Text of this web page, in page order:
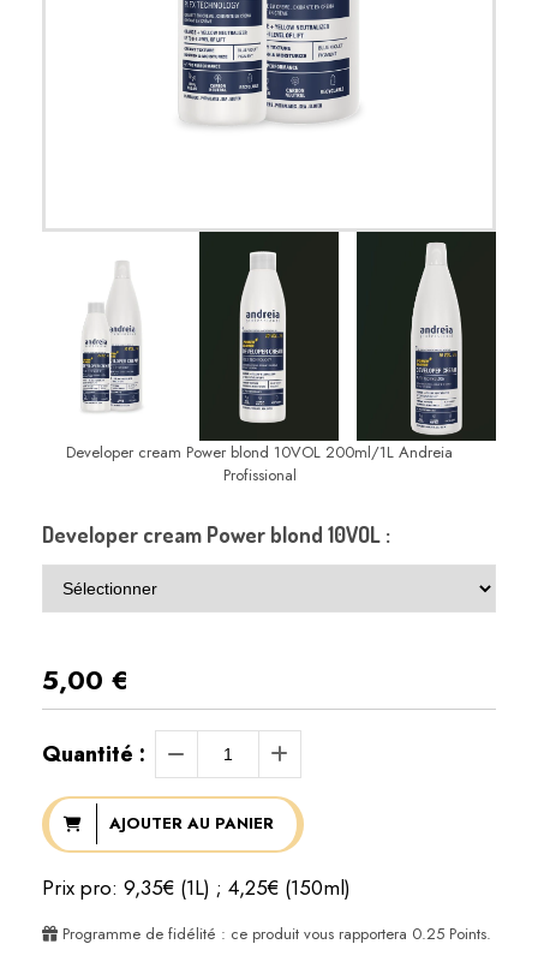
Developer cream Power blond 10VOL 200ml/1L Andreia
Profissional
Developer cream Power blond 10VOL :
5,00 €
Quantité :
AJOUTER AU PANIER
Prix pro: 9,35€ (1L) ; 4,25€ (150ml)
Programme de fidélité : ce produit vous rapportera 0.25 Points.